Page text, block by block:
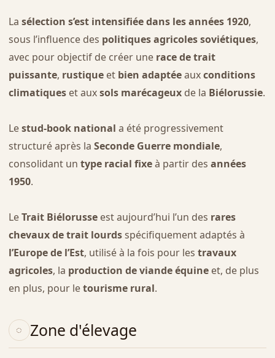
La sélection s’est intensifiée dans les années 1920,
sous l’influence des politiques agricoles soviétiques,
avec pour objectif de créer une race de trait
puissante, rustiqueet bien adaptéeauxconditions
climatiqueset auxsols marécageuxde la Biélorussie.
Lestud-book national a été progressivement
structuré après la Seconde Guerre mondiale,
consolidant un type racial fixeà partir des années
1950.
LeTrait Biélorusseest aujourd’hui l’un des rares
chevaux de trait lourdsspécifiquement adaptés à
l’Europe de l’Est, utilisé à la fois pour les travaux
agricoles, la production de viande équineet, de plus
en plus, pour letourisme rural.
Zone d'élevage